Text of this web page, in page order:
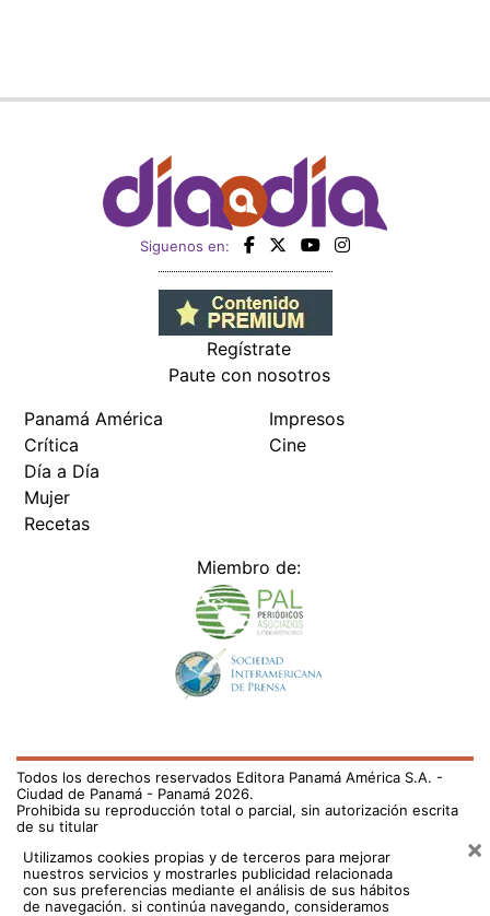
Siguenos en:
Regístrate
Paute con nosotros
Panamá América
Crítica
Día a Día
Mujer
Recetas
Impresos
Cine
Miembro de:
Todos los derechos reservados Editora Panamá América S.A. -
Ciudad de Panamá - Panamá 2026.
Prohibida su reproducción total o parcial, sin autorización escrita
de su titular
Utilizamos cookies propias y de terceros para mejorar
nuestros servicios y mostrarles publicidad relacionada
con sus preferencias mediante el análisis de sus hábitos
de navegación. si continúa navegando, consideramos
×